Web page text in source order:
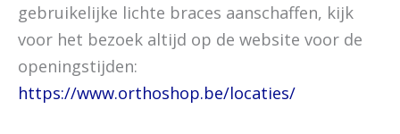
gebruikelijke lichte braces aanschaffen, kijk
voor het bezoek altijd op de website voor de
openingstijden:
https://www.orthoshop.be/locaties/